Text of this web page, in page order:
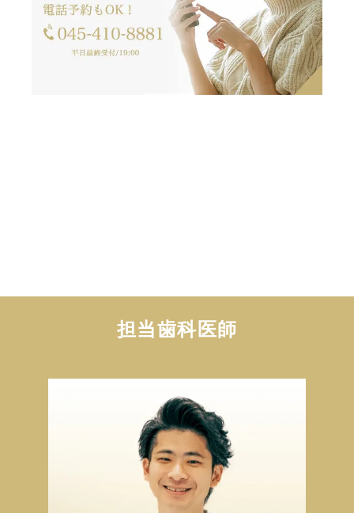
担当歯科医師